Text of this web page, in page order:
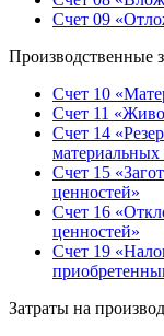
Счет 09
Производственные
Счет 10
Счет 11
Счет 14
материальных
Счет 15
ценностей»
Счет 16
ценностей»
Счет 19
Затраты на